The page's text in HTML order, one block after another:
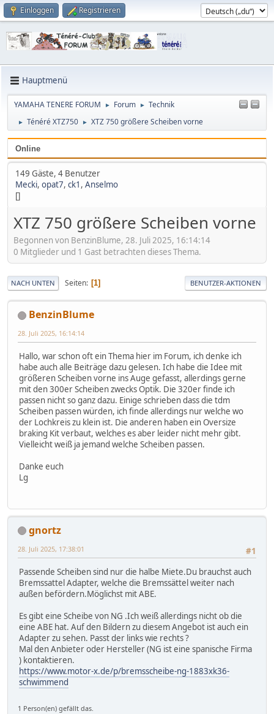
Einloggen Registrieren
Hauptmenü
YAMAHA TENERE FORUM ► Forum ► Technik
► Ténéré XTZ750 ► XTZ 750 größere Scheiben vorne
Online
149 Gäste, 4 Benutzer
Mecki, opat7, ck1 , Anselmo
[]
XTZ 750 größere Scheiben vorne
Begonnen von BenzinBlume, 28. Juli 2025, 16:14:14
0 Mitglieder und 1 Gast betrachten dieses Thema.
NACH UNTEN Seiten 1 BENUTZER-AKTIONEN
BenzinBlume
28. Juli 2025, 16:14:14
Hallo, war schon oft ein Thema hier im Forum, ich denke ich
habe auch alle Beiträge dazu gelesen. Ich habe die Idee mit
größeren Scheiben vorne ins Auge gefasst, allerdings gerne
mit den 300er Scheiben zwecks Optik. Die 320er finde ich
passen nicht so ganz dazu. Einige schrieben dass die tdm
Scheiben passen würden, ich finde allerdings nur welche wo
der Lochkreis zu klein ist. Die anderen haben ein Oversize
braking Kit verbaut, welches es aber leider nicht mehr gibt.
Vielleicht weiß ja jemand welche Scheiben passen.
Danke euch
Lg
gnortz
#1
28. Juli 2025, 17:38:01
Passende Scheiben sind nur die halbe Miete.Du brauchst auch
Bremssattel Adapter, welche die Bremssättel weiter nach
außen befördern.Möglichst mit ABE.
Es gibt eine Scheibe von NG .Ich weiß allerdings nicht ob die
eine ABE hat. Auf den Bildern zu diesem Angebot ist auch ein
Adapter zu sehen. Passt der links wie rechts ?
Mal den Anbieter oder Hersteller (NG ist eine spanische Firma
) kontaktieren.
https://www.motor-x.de/p/bremsscheibe-ng-1883xk36-
schwimmend
1 Person(en) gefällt das.